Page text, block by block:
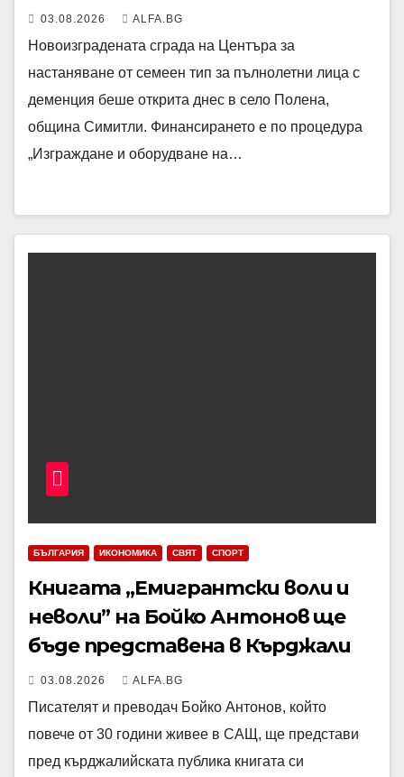
03.08.2026 ALFA.BG
Новоизградената сграда на Центъра за
настаняване от семеен тип за пълнолетни лица с
деменция беше открита днес в село Полена,
община Симитли. Финансирането е по процедура
„Изграждане и оборудване на…
БЪЛГАРИЯ ИКОНОМИКА СВЯТ СПОРТ
Книгата „Емигрантски воли и
неволи” на Бойко Антонов ще
бъде представена в Кърджали
03.08.2026 ALFA.BG
Писателят и преводач Бойко Антонов, който
повече от 30 години живее в САЩ, ще представи
пред кърджалийската публика книгата си